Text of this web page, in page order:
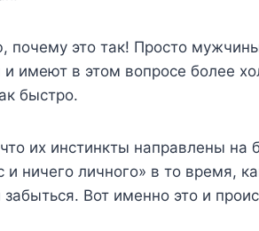
почему это так! Просто
имеют в этом вопросе более
быстро.
их инстинкты направлены
и ничего личного» в то время,
Вот именно это и